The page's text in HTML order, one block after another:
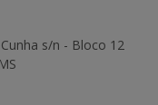
s/n - Bloco 12